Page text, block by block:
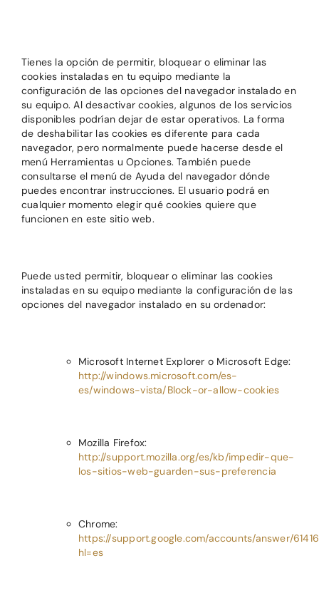
Tienes la opción de permitir, bloquear o eliminar las
cookies instaladas en tu equipo mediante la
configuración de las opciones del navegador instalado en
su equipo. Al desactivar cookies, algunos de los servicios
disponibles podrían dejar de estar operativos. La forma
de deshabilitar las cookies es diferente para cada
navegador, pero normalmente puede hacerse desde el
menú Herramientas u Opciones. También puede
consultarse el menú de Ayuda del navegador dónde
puedes encontrar instrucciones. El usuario podrá en
cualquier momento elegir qué cookies quiere que
funcionen en este sitio web.
Puede usted permitir, bloquear o eliminar las cookies
instaladas en su equipo mediante la configuración de las
opciones del navegador instalado en su ordenador:
Microsoft Internet Explorer o Microsoft Edge:
http://windows.microsoft.com/es-
es/windows-vista/Block-or-allow-cookies
Mozilla Firefox:
http://support.mozilla.org/es/kb/impedir-que-
los-sitios-web-guarden-sus-preferencia
Chrome:
https://support.google.com/accounts/answer/
hl=es